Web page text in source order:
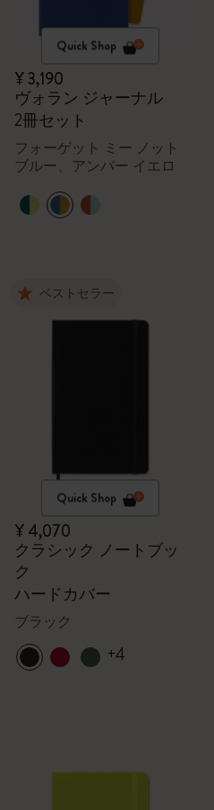
Quick Shop
¥ 3,190
ヴォラン ジャーナル
2冊セット
フォーゲット ミー ノット
ブルー、アンバー イエロ
ベストセラー
Quick Shop
¥ 4,070
クラシック ノートブッ
ク
ハードカバー
ブラック
+4